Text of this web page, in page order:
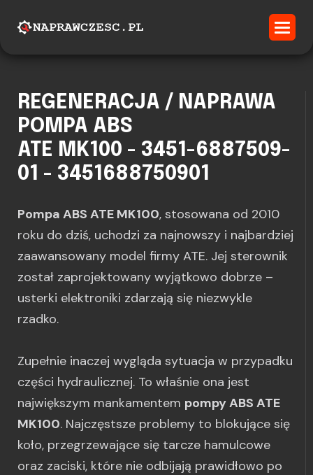
REGENERACJA / NAPRAWA
POMPA ABS
ATE MK100 - 3451-6887509-
01 - 3451688750901
Pompa ABS ATE MK100, stosowana od 2010
roku do dziś, uchodzi za najnowszy i najbardziej
zaawansowany model firmy ATE. Jej sterownik
został zaprojektowany wyjątkowo dobrze –
usterki elektroniki zdarzają się niezwykle
rzadko.
Zupełnie inaczej wygląda sytuacja w przypadku
części hydraulicznej. To właśnie ona jest
największym mankamentem pompy ABS ATE
MK100. Najczęstsze problemy to blokujące się
koło, przegrzewające się tarcze hamulcowe
oraz zaciski, które nie odbijają prawidłowo po